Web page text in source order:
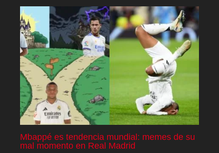
Mbappé es tendencia mundial: memes de su
mal momento en Real Madrid